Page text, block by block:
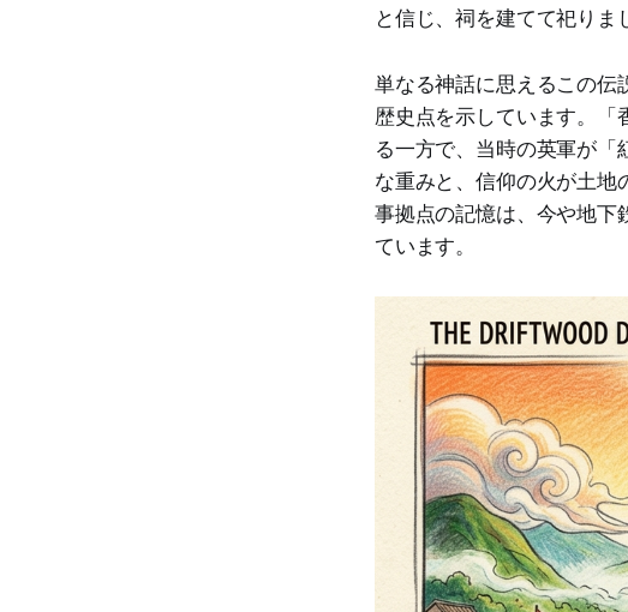
と信じ、祠を建てて祀りま
単なる神話に思えるこの伝
歴史点を示しています。「
る一方で、当時の英軍が
な重みと、信仰の火が土
事拠点の記憶は、今や地下
ています。